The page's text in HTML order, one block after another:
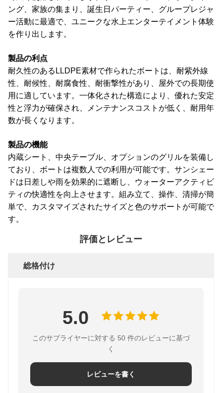
ング、家族の集まり、誕生日パーティー、グループレジャ
ー活動に最適で、ユニークな水上エンターテイメント体験
を作り出します。
製品の利点
耐久性のあるLLDPE素材で作られたボートは、耐紫外線
性、耐候性、耐腐食性、耐衝撃性があり、屋外での長期使
用に適しています。一体化された構造により、優れた安定
性と浮力が確保され、メンテナンスコストが低く、耐用年
数が長くなります。
製品の機能
内蔵シート、中央テーブル、オプションのグリルを装備し
ており、ボートは複数人での利用が可能です。サンシェー
ドは日差しや雨を効果的に遮断し、ウォーターアクティビ
ティの快適性を向上させます。組み立て、操作、清掃が簡
単で、カスタマイズされたサイズと色のサポートが可能で
す。
評価とレビュー
総格付け
5.0
このサプライヤーに対する 50 件のレビューに基づ
く
レビューを書く